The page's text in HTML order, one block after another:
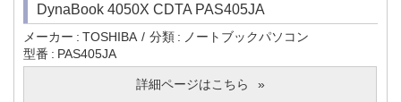
DynaBook 4050X CDTA PAS405JA
メーカー TOSHIBA 分類
ノートブックパソコン
型番
PAS405JA
詳細ページはこちら